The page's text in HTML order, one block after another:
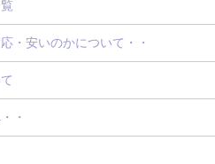
・安いのかについて・・
・